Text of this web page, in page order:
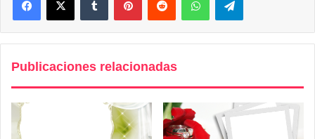
Publicaciones relacionadas